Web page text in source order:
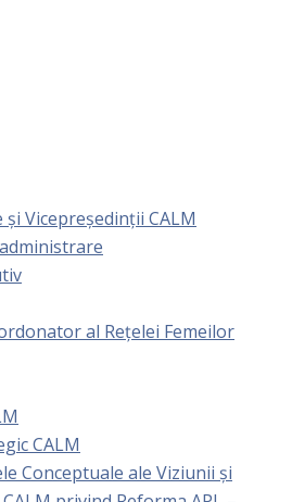
Vicepreședinții CALM
al Rețelei Femeilor
CALM
Conceptuale ale Viziunii și